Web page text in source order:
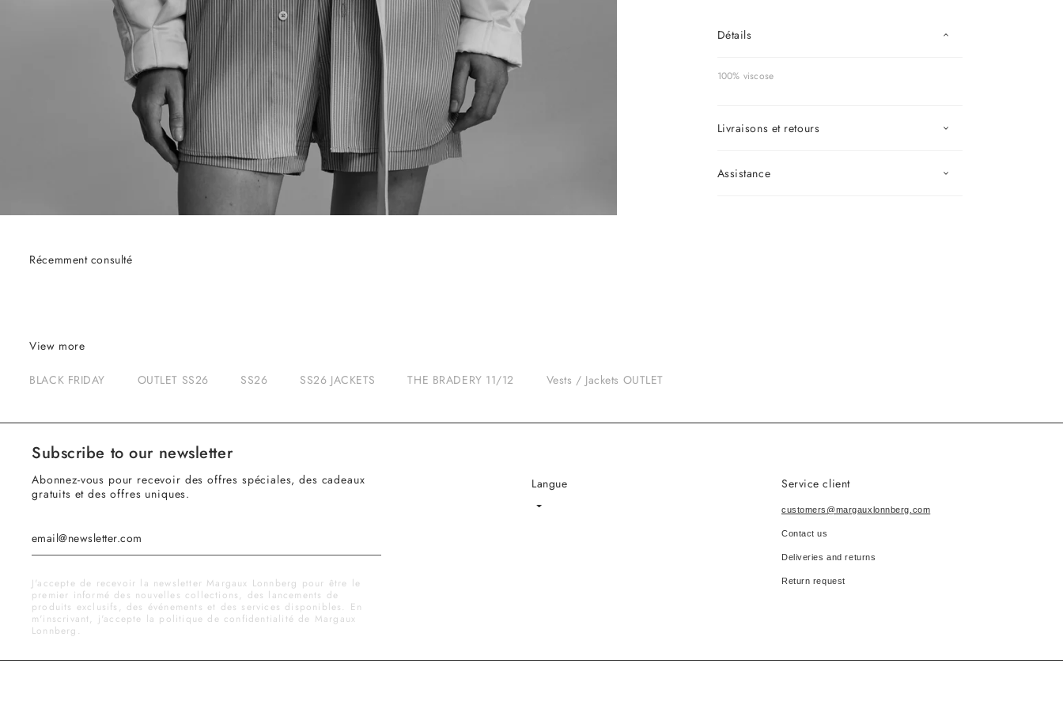
Détails
100% viscose
Livraisons et retours
Assistance
Récemment consulté
View more
BLACK FRIDAY OUTLET SS26 SS26 SS26 JACKETS THE BRADERY 11/12 Vests / Jackets OUTLET
Subscribe to our newsletter
Abonnez-vous pour recevoir des offres spéciales, des cadeaux
gratuits et des offres uniques.
J'accepte de recevoir la newsletter Margaux Lonnberg pour être le
premier informé des nouvelles collections, des lancements de
produits exclusifs, des événements et des services disponibles. En
m'inscrivant, j'accepte la politique de confidentialité de Margaux
Lonnberg.
Langue
Language
Service client
customers@margauxlonnberg.com
Contact us
Deliveries and returns
Return request